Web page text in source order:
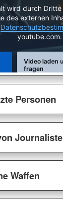
wird durch
des externen
youtube.com.
Video laden
fragen
Personen
Waffen